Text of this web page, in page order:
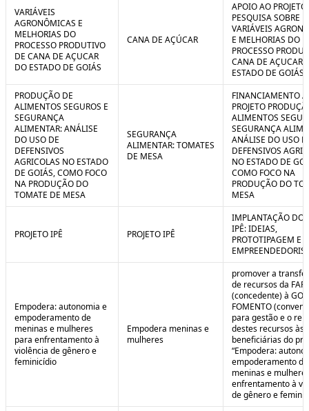
VARIÁVEIS
AGRONÔMICAS E
MELHORIAS DO
PROCESSO PRODUTIVO
DE CANA DE AÇUCAR
DO ESTADO DE GOIÁS
CANA DE AÇÚCAR
APOIO AO
PESQUISA SOBRE
VARIÁVEIS
E MELHORIAS DO
PROCESSO
CANA DE AÇUCAR
ESTADO DE GOIÁS
PRODUÇÃO DE
ALIMENTOS SEGUROS E
SEGURANÇA
ALIMENTAR: ANÁLISE
DO USO DE
DEFENSIVOS
AGRICOLAS NO ESTADO
DE GOIÁS, COMO FOCO
NA PRODUÇÃO DO
TOMATE DE MESA
SEGURANÇA
ALIMENTAR: TOMATES
DE MESA
FINANCIAMENTO
PROJETO
ALIMENTOS
SEGURANÇA
ANÁLISE DO USO
DEFENSIVOS
NO ESTADO DE
COMO FOCO NA
PRODUÇÃO DO
MESA
PROJETO IPÊ PROJETO IPÊ
IMPLANTAÇÃO DO
IPÊ: IDEIAS,
PROTOTIPAGEM E
Empodera: autonomia e
empoderamento de
meninas e mulheres
para enfrentamento à
violência de gênero e
feminicídio
Empodera meninas e
mulheres
promover a
de recursos da
(concedente) à
FOMENTO
para gestão e o
destes recursos às
beneficiárias do
“Empodera:
empoderamento de
meninas e
enfrentamento à
de gênero e